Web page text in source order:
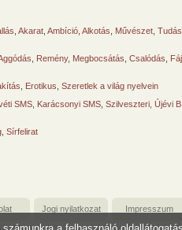
Akarat Ambíció Alkotás Művészet Tudás
Remény, Megbocsátás Csalódás
Erotikus Szeretlek a világ nyelvein
SMS Karácsonyi SMS Szilveszteri, Újévi
Sírfelirat
Jogi nyilatkozat Impresszum